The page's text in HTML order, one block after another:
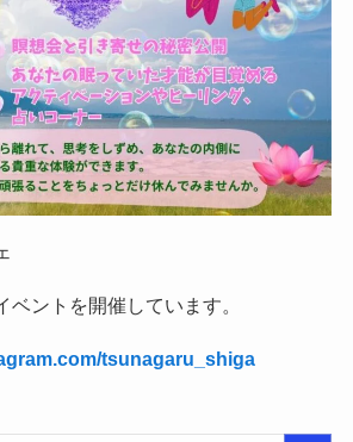
ベントを開催しています。
tsunagaru_shiga